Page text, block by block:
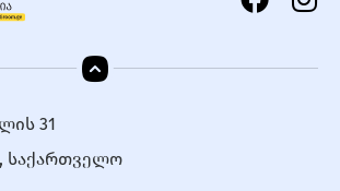
31
საქართველო